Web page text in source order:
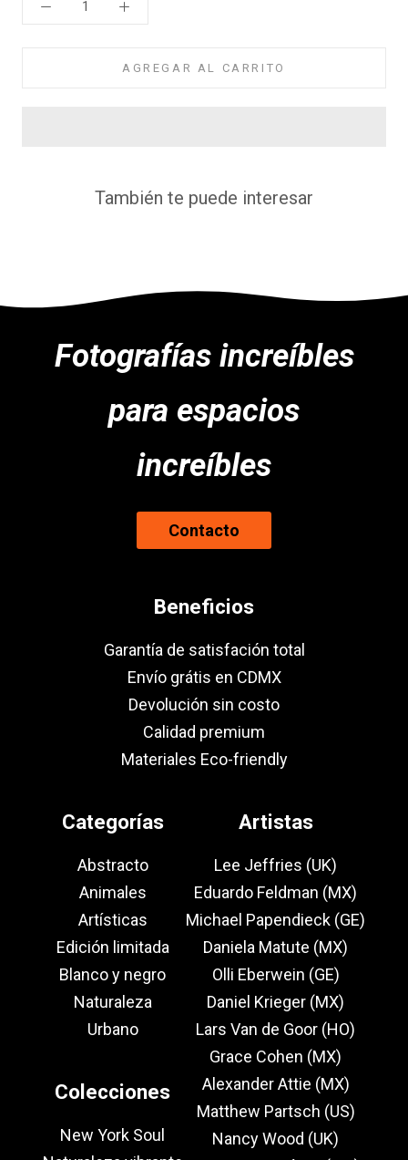
AGREGAR AL CARRITO
También te puede interesar
Fotografías increíbles
para espacios
increíbles
Contacto
Beneficios
Garantía de satisfación total
Envío grátis en CDMX
Devolución sin costo
Calidad premium
Materiales Eco-friendly
Categorías
Abstracto
Animales
Artísticas
Edición limitada
Blanco y negro
Naturaleza
Urbano
Colecciones
New York Soul
Artistas
Lee Jeffries (UK)
Eduardo Feldman (MX)
Michael Papendieck (GE)
Daniela Matute (MX)
Olli Eberwein (GE)
Daniel Krieger (MX)
Lars Van de Goor (HO)
Grace Cohen (MX)
Alexander Attie (MX)
Matthew Partsch (US)
Nancy Wood (UK)